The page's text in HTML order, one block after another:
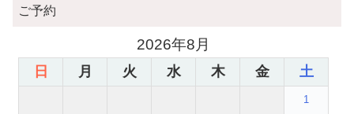
ご予約
2026年8月
日 月 火 水 木 金 土
1